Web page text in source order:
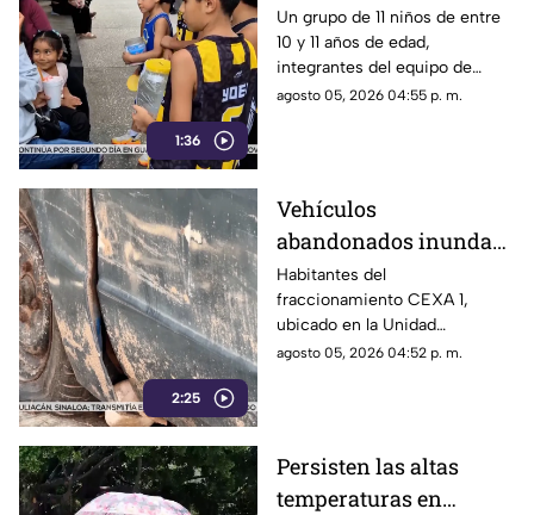
1:36
Chilpancingo buscan
apoyo para competir en
torneo nacional en
Veracruz
Un grupo de 11 niños de entre
10 y 11 años de edad,
integrantes del equipo de
básquetbol Panteras de
a cabo en Orizaba, Veracruz,
del 19 al 23 de agosto.
agosto 05, 2026 04:55 p. m.
2:25
Vehículos
abandonados inundan
la Unidad Habitacional
Colosio: Vecinos
denuncian foco de
infección e inseguridad
Habitantes del
fraccionamiento CEXA 1,
ubicado en la Unidad
Habitacional Colosio, han
automóviles abandonados en la
vía pública.
agosto 05, 2026 04:52 p. m.
Persisten las altas
temperaturas en